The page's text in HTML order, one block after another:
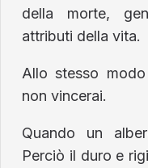
della morte,
attributi della vita.
Allo stesso
non vincerai.
Quando un
Perciò il duro e